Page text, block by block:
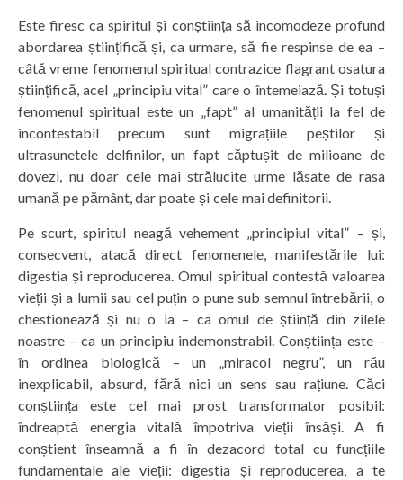
Este firesc ca spiritul și conștiința să incomodeze profund
abordarea științifică și, ca urmare, să fie respinse de ea –
câtă vreme fenomenul spiritual contrazice flagrant osatura
științifică, acel „principiu vital” care o întemeiază. Și totuși
fenomenul spiritual este un „fapt” al umanității la fel de
incontestabil precum sunt migrațiile peștilor și
ultrasunetele delfinilor, un fapt căptușit de milioane de
dovezi, nu doar cele mai strălucite urme lăsate de rasa
umană pe pământ, dar poate și cele mai definitorii.
Pe scurt, spiritul neagă vehement „principiul vital” – și,
consecvent, atacă direct fenomenele, manifestările lui:
digestia și reproducerea. Omul spiritual contestă valoarea
vieții și a lumii sau cel puțin o pune sub semnul întrebării, o
chestionează și nu o ia – ca omul de știință din zilele
noastre – ca un principiu indemonstrabil. Conștiința este –
în ordinea biologică – un „miracol negru”, un rău
inexplicabil, absurd, fără nici un sens sau rațiune. Căci
conștiința este cel mai prost transformator posibil:
îndreaptă energia vitală împotriva vieții însăși. A fi
conștient înseamnă a fi în dezacord total cu funcțiile
fundamentale ale vieții: digestia și reproducerea, a te